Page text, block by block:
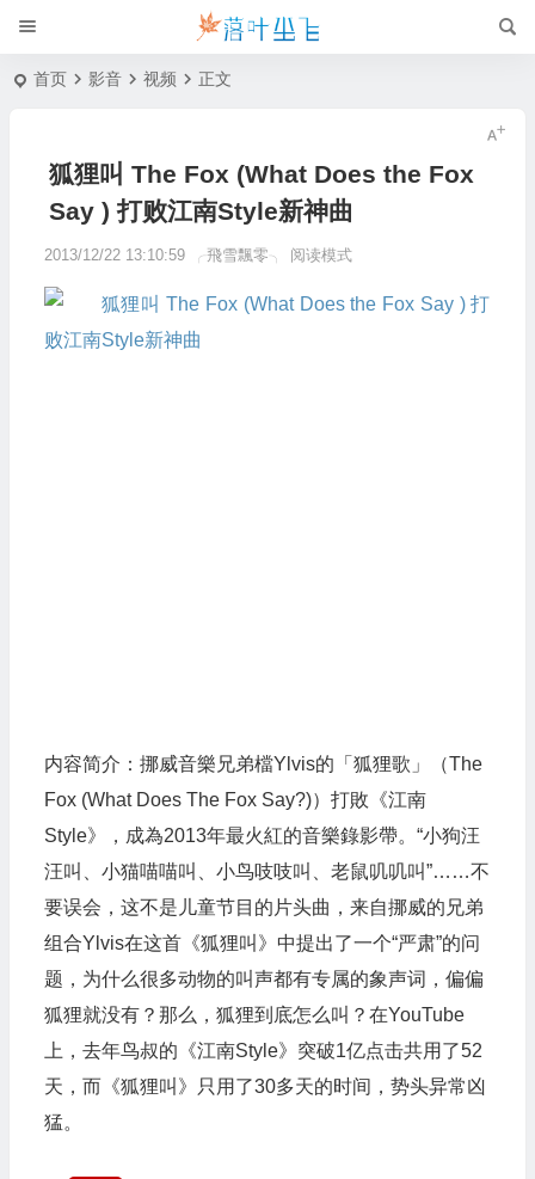
首页 影音 视频 正文
狐狸叫 The Fox (What Does the Fox
Say ) 打败江南Style新神曲
2013/12/22 13:10:59 ╭飛雪飄零╮ 阅读模式
内容简介：挪威音樂兄弟檔Ylvis的「狐狸歌」（The
Fox (What Does The Fox Say?)）打敗《江南
Style》，成為2013年最火紅的音樂錄影帶。“小狗汪
汪叫、小猫喵喵叫、小鸟吱吱叫、老鼠叽叽叫”……不
要误会，这不是儿童节目的片头曲，来自挪威的兄弟
组合Ylvis在这首《狐狸叫》中提出了一个“严肃”的问
题，为什么很多动物的叫声都有专属的象声词，偏偏
狐狸就没有？那么，狐狸到底怎么叫？在YouTube
上，去年鸟叔的《江南Style》突破1亿点击共用了52
天，而《狐狸叫》只用了30多天的时间，势头异常凶
猛。